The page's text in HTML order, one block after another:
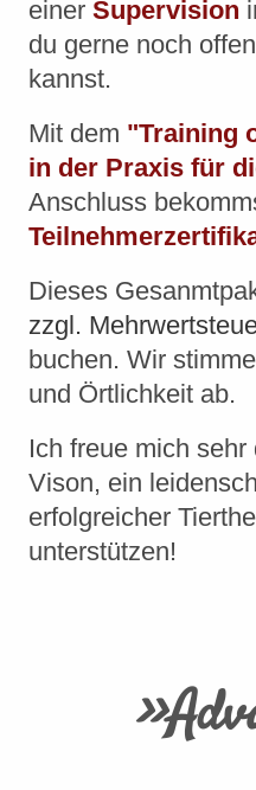
einer Supervision
du gerne noch
kannst.
Mit dem "Training
in der Praxis für
Anschluss
Dieses
zzgl.
buchen. Wir
und Örtlichkeit ab.
Ich freue mich
Vison, ein
erfolgreicher
unterstützen!